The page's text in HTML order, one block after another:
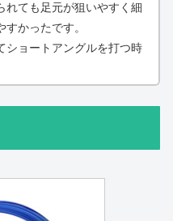
れても足元が狙いやすく細
かったです。
ショートアングルを打つ時